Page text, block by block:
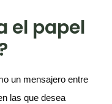
el papel
un mensajero entre
las que desea